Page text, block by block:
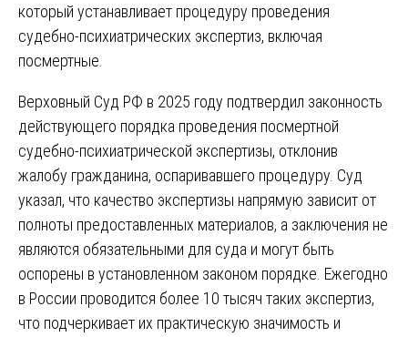
который устанавливает процедуру проведения
судебно-психиатрических экспертиз, включая
посмертные.
Верховный Суд РФ в 2025 году подтвердил законность
действующего порядка проведения посмертной
судебно-психиатрической экспертизы, отклонив
жалобу гражданина, оспаривавшего процедуру. Суд
указал, что качество экспертизы напрямую зависит от
полноты предоставленных материалов, а заключения не
являются обязательными для суда и могут быть
оспорены в установленном законом порядке. Ежегодно
в России проводится более 10 тысяч таких экспертиз,
что подчеркивает их практическую значимость и